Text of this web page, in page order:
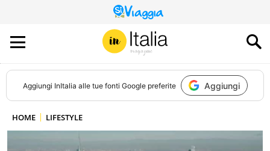
QUESTO
SITO
CONTRIBUISCE
ALL’AUDIENCE
DI
Aggiungi InItalia alle tue fonti Google preferite Aggiungi
HOME LIFESTYLE